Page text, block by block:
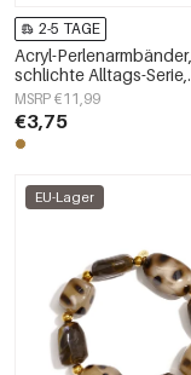
2-5 TAGE
Acryl-Perlenarmbänder,
schlichte Alltags-Serie,
Damenschmuck
MSRP €11,99
€3,75
EU-Lager